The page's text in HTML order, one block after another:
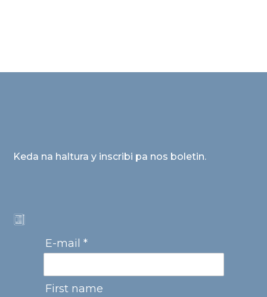
Keda na haltura y inscribi pa nos boletin.
E-mail *
First name